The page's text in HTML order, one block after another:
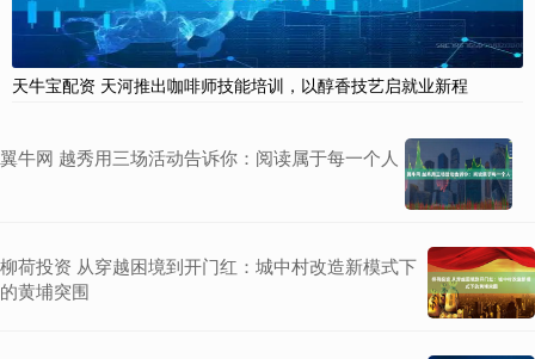
天牛宝配资 天河推出咖啡师技能培训，以醇香技艺启就业新程
翼牛网 越秀用三场活动告诉你：阅读属于每一个人
柳荷投资 从穿越困境到开门红：城中村改造新模式下
的黄埔突围